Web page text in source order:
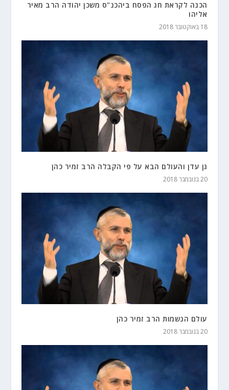
הכנה לקראת חג הפסח ביהכנ"ס משכן יהודה הרב מאיר
אליהו
18 באוקטובר 2018
גן עדן והעולם הבא על פי הקבלה הרב זמיר כהן
20 בנובמבר 2018
עולם הנשמות הרב זמיר כהן
20 בנובמבר 2018